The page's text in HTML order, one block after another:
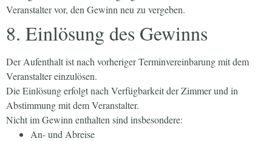
Veranstalter vor, den Gewinn neu zu vergeben.
8. Einlösung des Gewinns
Der Aufenthalt ist nach vorheriger Terminvereinbarung mit dem
Veranstalter einzulösen.
Die Einlösung erfolgt nach Verfügbarkeit der Zimmer und in
Abstimmung mit dem Veranstalter.
Nicht im Gewinn enthalten sind insbesondere:
An- und Abreise